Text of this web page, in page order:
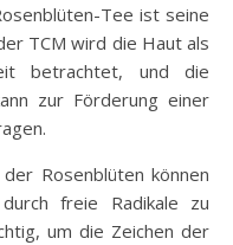
Tee ist seine
TCM wird die Haut als
betrachtet, und die
zur Förderung einer
Rosenblüten können
freie Radikale zu
um die Zeichen der